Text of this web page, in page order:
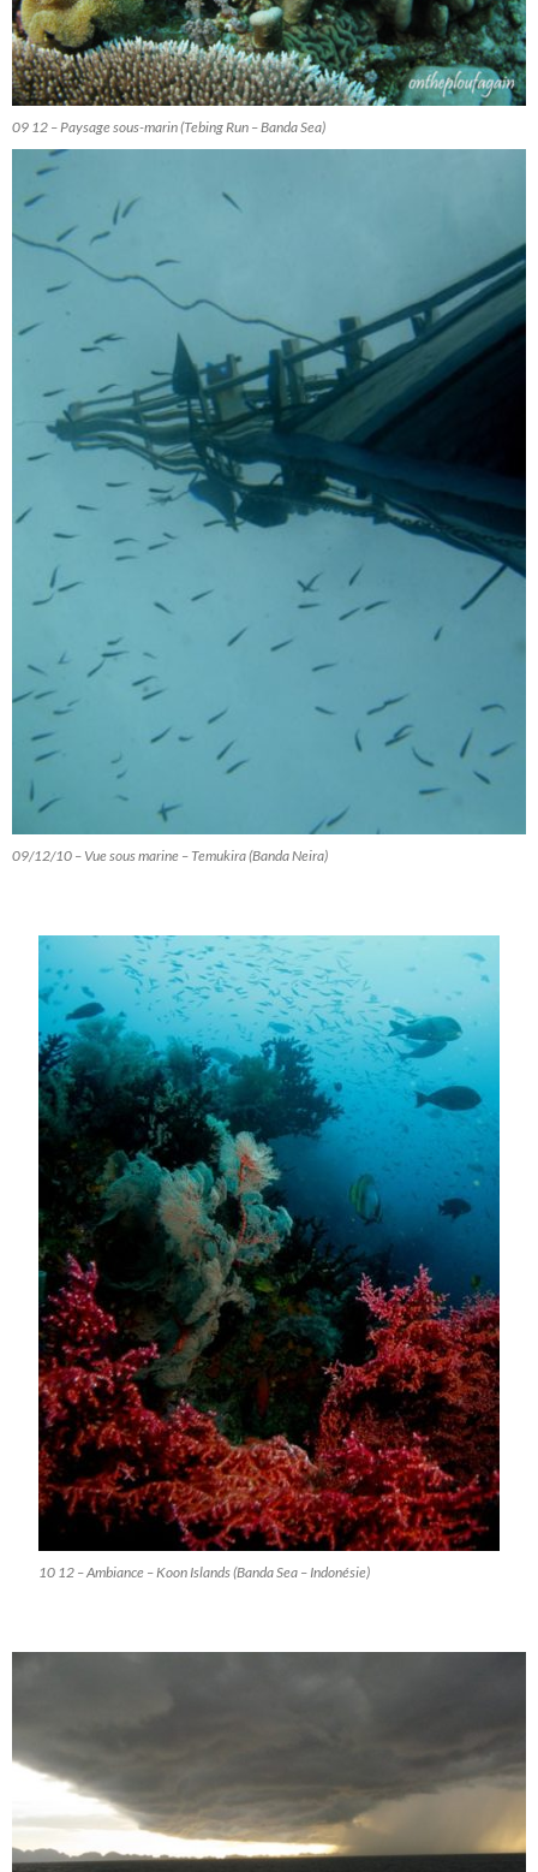
09 12 – Paysage sous-marin (Tebing Run – Banda Sea)
09/12/10 – Vue sous marine – Temukira (Banda Neira)
10 12 – Ambiance – Koon Islands (Banda Sea – Indonésie)